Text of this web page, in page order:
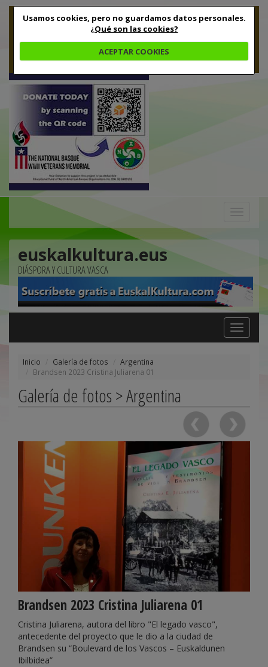
Usamos cookies, pero no guardamos datos personales.
¿Qué son las cookies?
ACEPTAR COOKIES
euskalkultura.eus
DIÁSPORA Y CULTURA VASCA
Toggle
navigation
Inicio Galería de fotos
Argentina
Brandsen 2023 Cristina Juliarena 01
Galería de fotos > Argentina
Brandsen 2023 Cristina Juliarena 01
Cristina Juliarena, autora del libro "El legado vasco",
antecedente del proyecto que le dio a la ciudad de
Brandsen su “Boulevard de los Vascos – Euskaldunen
Ibilbidea”